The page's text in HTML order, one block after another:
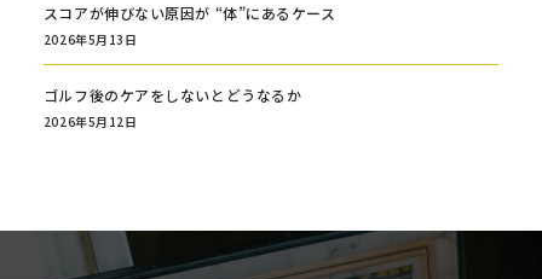
スコアが伸びない原因が “体”にあるケース
2026年5月13日
ゴルフ後のケアをしないとどうなるか
2026年5月12日